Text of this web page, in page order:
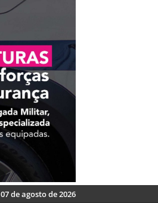
07 de agosto de 2026